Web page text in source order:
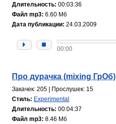
Длительность: 00:03:36
Файл mp3: 6.60 Мб
Дата публикации: 24.03.2009
00:00
Про дурачка (mixing ГрОб)
Закачек: 205 | Прослушек: 15
Стиль: Experimental
Длительность: 00:04:37
Файл mp3: 8.46 Мб